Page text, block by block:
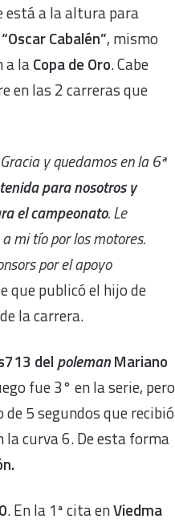
está a la altura para
Cabalén”, mismo
a laCopa de Oro. Cabe
en las 2 carreras que
y quedamos en la 6ª
para nosotros y
el campeonato. Le
mi tío por los motores.
por el apoyo
que publicó el hijo de
la carrera.
del polemanMariano
fue 3° en la serie, pero
5 segundos que recibió
curva 6. De esta forma
. En la 1ª cita enViedma